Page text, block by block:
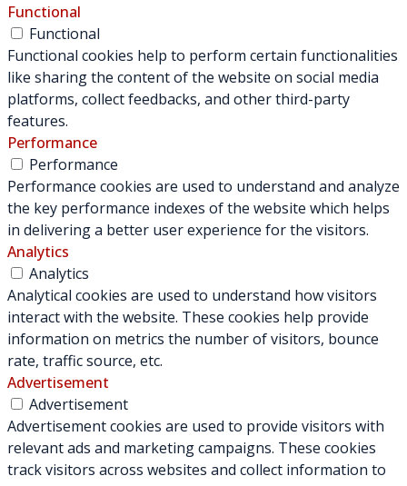
Functional
Functional
Functional cookies help to perform certain functionalities
like sharing the content of the website on social media
platforms, collect feedbacks, and other third-party
features.
Performance
Performance
Performance cookies are used to understand and analyze
the key performance indexes of the website which helps
in delivering a better user experience for the visitors.
Analytics
Analytics
Analytical cookies are used to understand how visitors
interact with the website. These cookies help provide
information on metrics the number of visitors, bounce
rate, traffic source, etc.
Advertisement
Advertisement
Advertisement cookies are used to provide visitors with
relevant ads and marketing campaigns. These cookies
track visitors across websites and collect information to